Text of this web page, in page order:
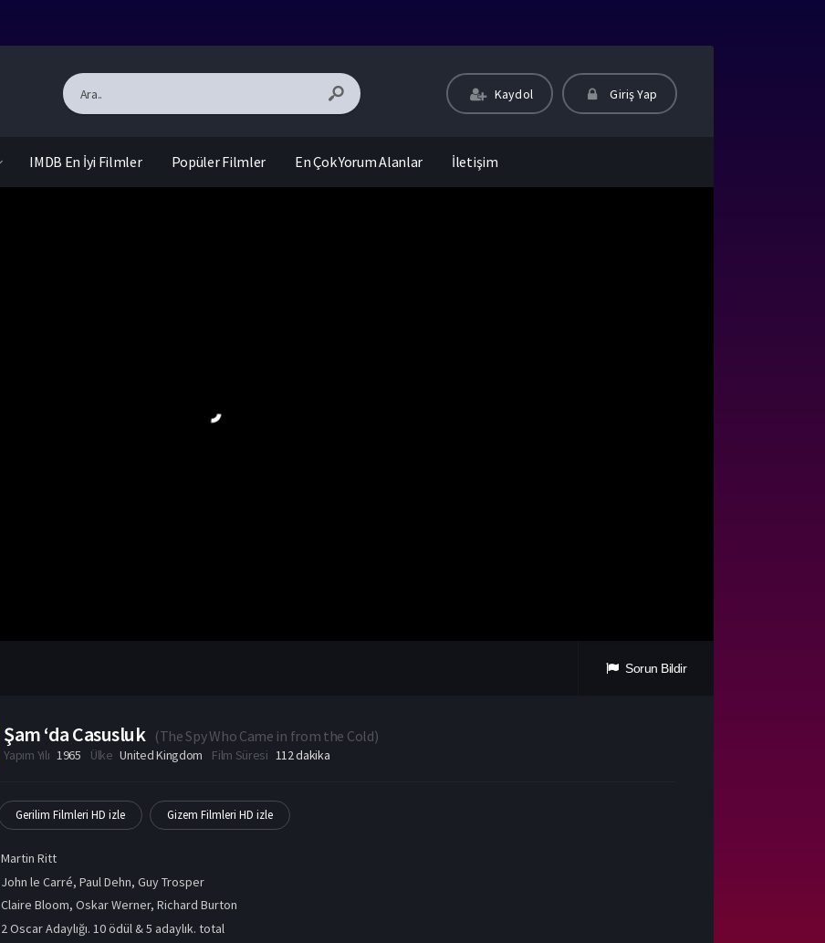
Kaydol Giriş Yap
IMDB En İyi Filmler Popüler Filmler En Çok Yorum Alanlar İletişim
Sorun Bildir
Şam ‘da Casusluk (The Spy Who Came in from the Cold)
Yapım Yılı 1965 Ülke United Kingdom Film Süresi 112 dakika
Gerilim Filmleri HD izle Gizem Filmleri HD izle
Martin Ritt
John le Carré, Paul Dehn, Guy Trosper
Claire Bloom,Oskar Werner,Richard Burton
2 Oscar Adaylığı. 10 ödül & 5 adaylık. total